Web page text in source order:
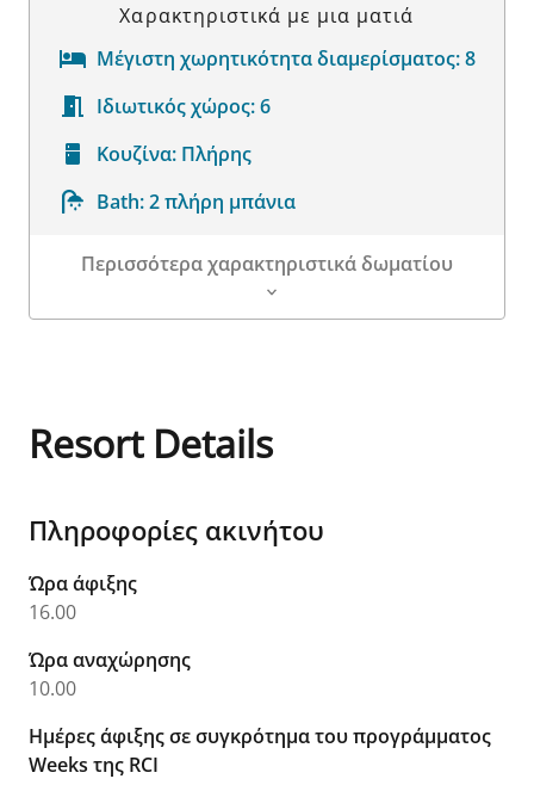
Χαρακτηριστικά με μια ματιά
Μέγιστη χωρητικότητα διαμερίσματος:8
Ιδιωτικός χώρος:6
Κουζίνα: Πλήρης
Bath:2 πλήρη μπάνια
Περισσότερα χαρακτηριστικά δωματίου
Resort Details
Πληροφορίες ακινήτου
Ώρα άφιξης
16.00
Ώρα αναχώρησης
10.00
Ημέρες άφιξης σε συγκρότημα του προγράμματος
Weeks της RCI